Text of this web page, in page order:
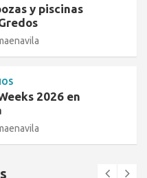
y piscinas
2026 en